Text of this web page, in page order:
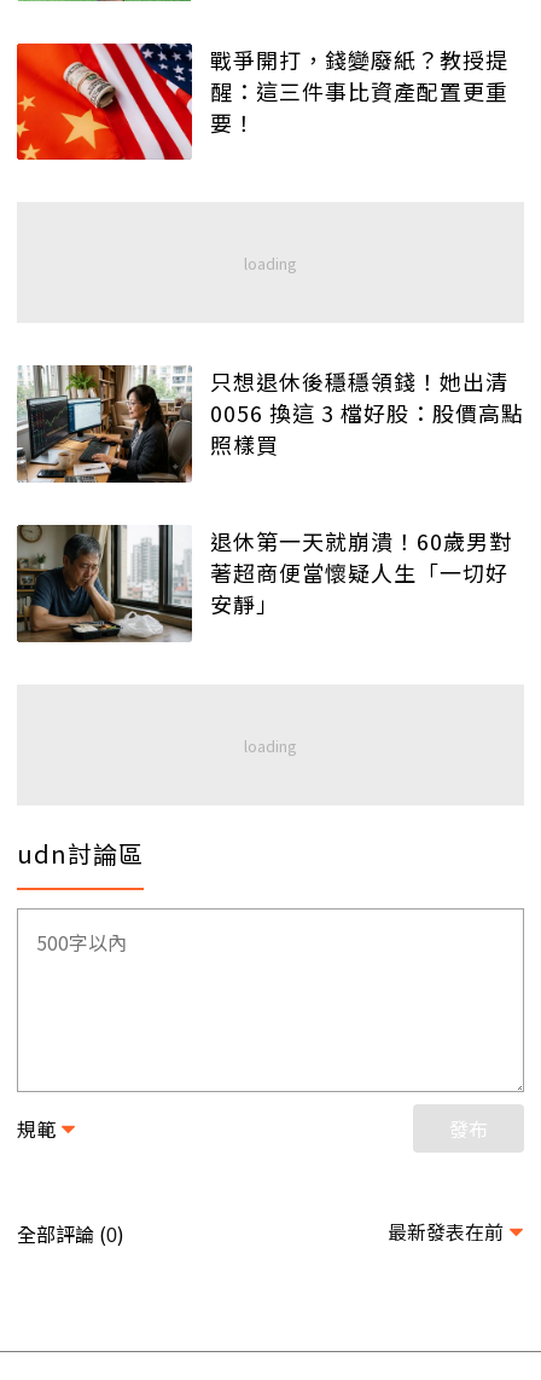
戰爭開打，錢變廢紙？教授提
醒：這三件事比資產配置更重
要！
只想退休後穩穩領錢！她出清
0056 換這 3 檔好股：股價高點
照樣買
退休第一天就崩潰！60歲男對
著超商便當懷疑人生「一切好
安靜」
udn討論區
規範 發布
全部評論 (0) 最新發表在前